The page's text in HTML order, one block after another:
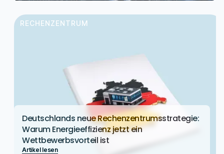
RECHENZENTRUM
Deutschlands neue Rechenzentrumsstrategie:
Warum Energieeffizienz jetzt ein
Wettbewerbsvorteil ist
Artikel lesen